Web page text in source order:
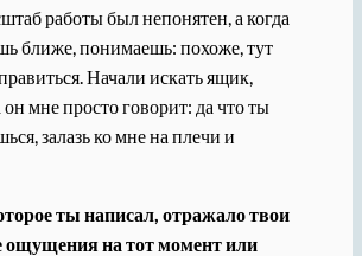
работы был непонятен, а когда
ближе, понимаешь: похоже, тут
Начали искать ящик,
он мне просто говорит: да что ты
залазь ко мне на плечи и
ты написал, отражало твои
ощущения на тот момент или